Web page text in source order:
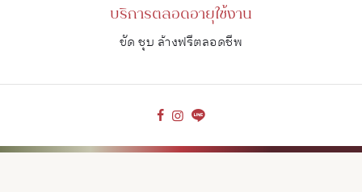
บริการตลอดอายุใช้งาน
ขัด ชุบ ล้างฟรีตลอดชีพ